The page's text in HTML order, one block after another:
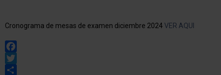
Cronograma de mesas de examen diciembre 2024VER AQUI
Facebook
Twitter